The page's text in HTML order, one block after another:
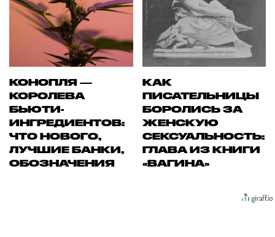
КОНОПЛЯ —
КОРОЛЕВА
БЬЮТИ-
ИНГРЕДИЕНТОВ:
ЧТО НОВОГО,
ЛУЧШИЕ БАНКИ,
ОБОЗНАЧЕНИЯ
КАК
ПИСАТЕЛЬНИЦЫ
БОРОЛИСЬ ЗА
ЖЕНСКУЮ
СЕКСУАЛЬНОСТЬ:
ГЛАВА ИЗ КНИГИ
«ВАГИНА»